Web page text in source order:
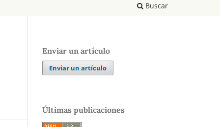
Buscar
Enviar un artículo
Enviar un artículo
Últimas publicaciones